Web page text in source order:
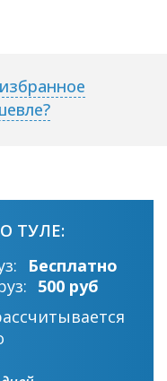
ТУЛЕ:
Бесплатно
500 руб